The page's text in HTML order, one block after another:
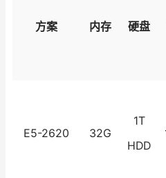
方案 内存 硬盘
E5-2620 32G
1T
HDD